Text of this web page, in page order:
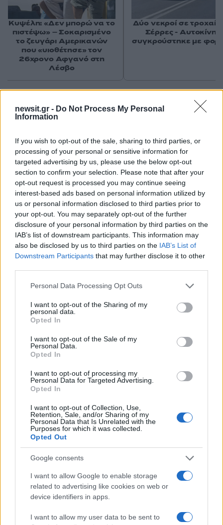
newsit.gr - Do Not Process My Personal
Information
If you wish to opt-out of the sale, sharing to third parties, or
processing of your personal or sensitive information for
targeted advertising by us, please use the below opt-out
section to confirm your selection. Please note that after your
opt-out request is processed you may continue seeing
interest-based ads based on personal information utilized by
us or personal information disclosed to third parties prior to
your opt-out. You may separately opt-out of the further
disclosure of your personal information by third parties on the
IAB’s list of downstream participants. This information may
also be disclosed by us to third parties on the IAB’s List of
Downstream Participants that may further disclose it to other
Please note that this website/app uses one or more Google
not limited to your visit or usage behaviour. You may click to
grant or deny consent to Google and its third-party tags to
use your data for below specified purposes in below Google
consent section.
Personal Data Processing Opt Outs
I want to opt-out of the Sharing of my
personal data.
Opted In
I want to opt-out of the Sale of my
Personal Data.
Opted In
I want to opt-out of processing my
Personal Data for Targeted Advertising.
Opted In
I want to opt-out of Collection, Use,
Retention, Sale, and/or Sharing of my
Personal Data that Is Unrelated with the
Purposes for which it was collected.
Opted Out
Google consents
I want to allow Google to enable storage
related to advertising like cookies on web or
device identifiers in apps.
I want to allow my user data to be sent to
Σχόλια
Σχολίασε εδώ
50 /50
2000 /2000
Όροι Χρήσης. Το site προστατεύεται από reCAPTCHA, ισχύουν
ΘΕΣΣΑΛΟΝΙΚΗ
Share:
Ακολουθήστε το Νewsit.gr στοGoogle News
ενημερωθείτε πρώτοι για όλη την ειδησεογραφία και τα
τελευταία νέα
Κυψέλη: «Δεν μπορώ να το
πιστέψω» – Σοκαρισμένο
το ζευγάρι Αμερικανών
που «υιοθέτησε» τον
26χρονο Αφγανό στη
Λέσβο
Δύο νεκροί σε τροχαίο
Σέρρες -
συγκρούστηκε με
Πιο δημοφιλή
Συγκίνηση στο τελευταίο αντίο στον Λάκη
Χαλκιά: Με την «Φάμπρικα», λαούτο και
κλαρίνα αποχαιρέτησαν την εμβληματική
φωνή της μεταπολίτευσης
Ο Κώστας Σαμαράς δημοσίευσε μία παιδική